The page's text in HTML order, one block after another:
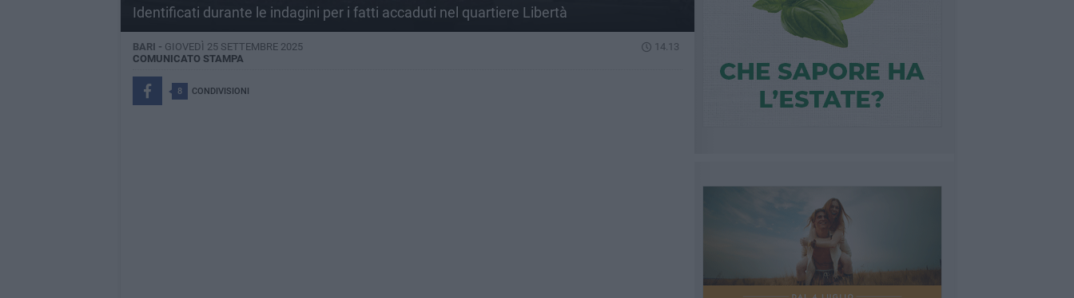
Identificati durante le indagini per i fatti accaduti nel quartiere Libertà
BARI - GIOVEDÌ 25 SETTEMBRE 2025
14.13
COMUNICATO STAMPA
8 CONDIVISIONI